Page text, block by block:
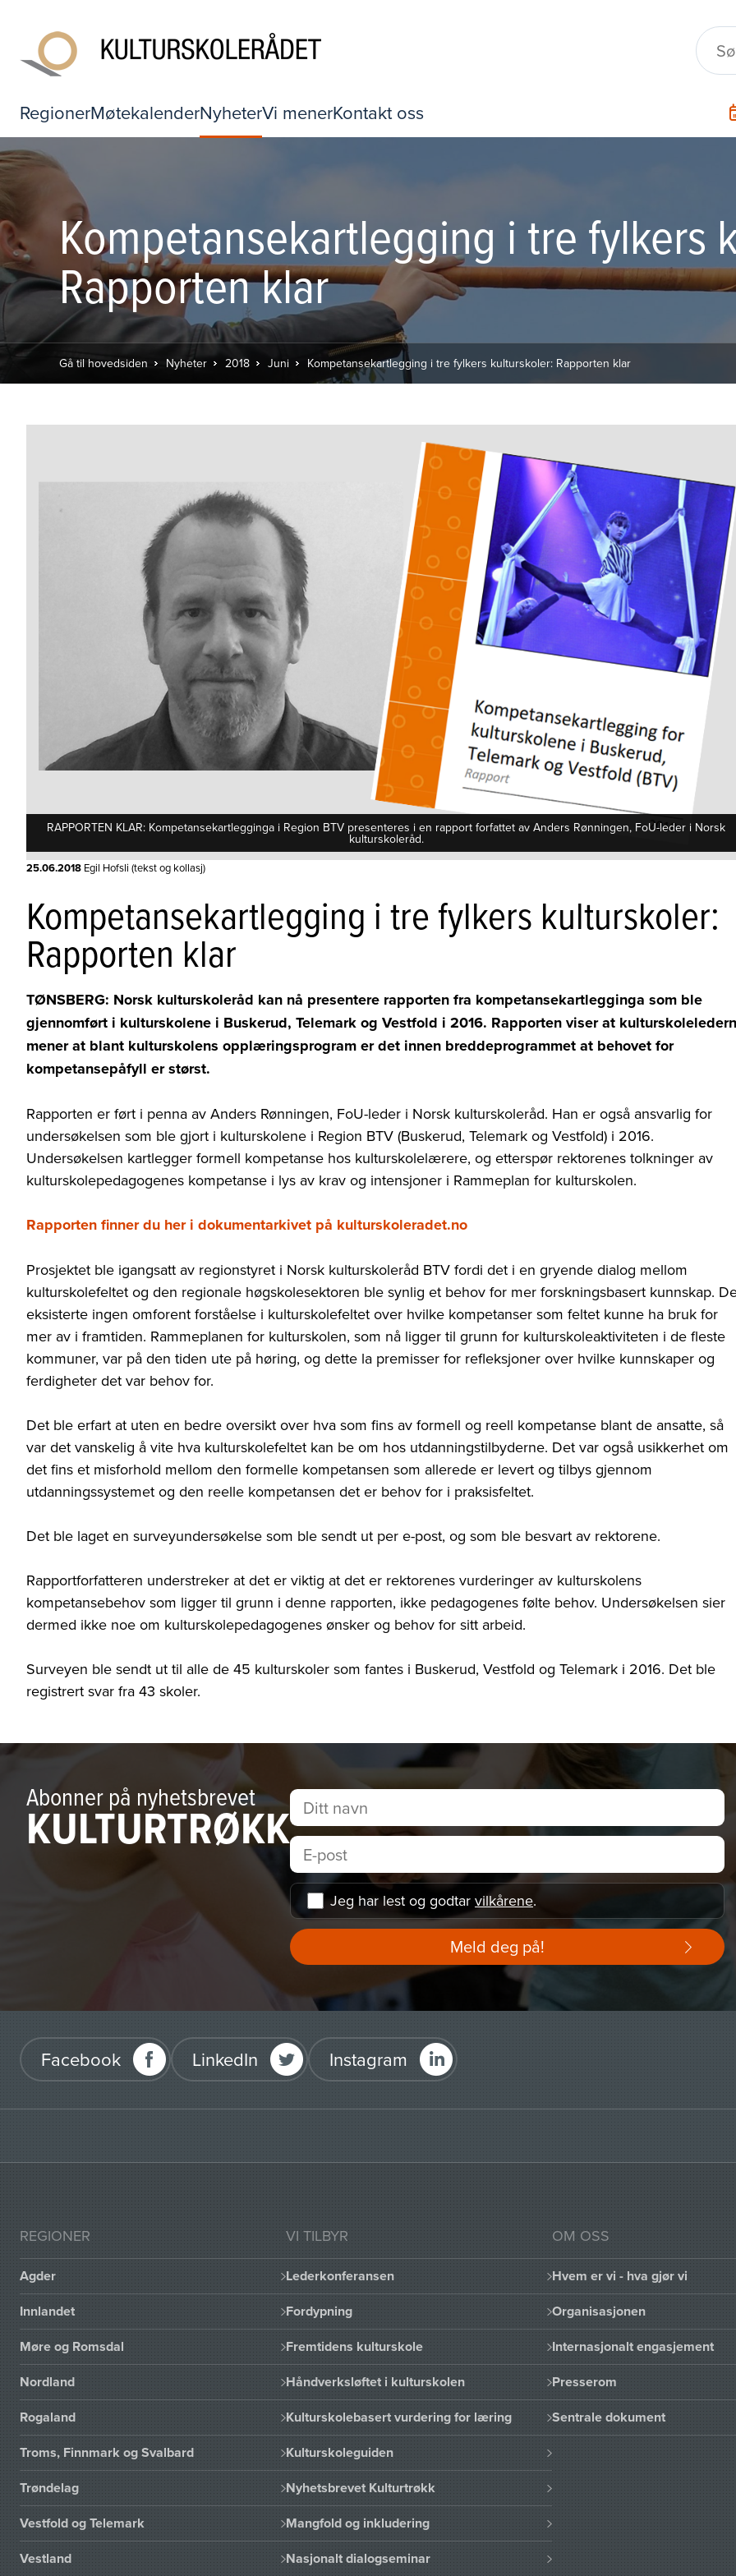
RegionerMøtekalenderNyheterVi menerKontakt oss
Kompetansekartlegging i tre fylkers
Rapporten klar
Gå til hovedsiden Nyheter 2018 Juni Kompetansekartlegging i tre fylkers kulturskoler: Rapporten klar
RAPPORTEN KLAR: Kompetansekartlegginga i Region BTV presenteres i en rapport forfattet av Anders Rønningen, FoU-leder i Norsk
kulturskoleråd.
25.06.2018 Egil Hofsli (tekst og kollasj)
Kompetansekartlegging i tre fylkers kulturskoler:
Rapporten klar
TØNSBERG: Norsk kulturskoleråd kan nå presentere rapporten fra kompetansekartlegginga som ble
gjennomført i kulturskolene i Buskerud, Telemark og Vestfold i 2016. Rapporten viser at
mener at blant kulturskolens opplæringsprogram er det innen breddeprogrammet at behovet for
kompetansepåfyll er størst.
Rapporten er ført i penna av Anders Rønningen, FoU-leder i Norsk kulturskoleråd. Han er også ansvarlig for
undersøkelsen som ble gjort i kulturskolene i Region BTV (Buskerud, Telemark og Vestfold) i 2016.
Undersøkelsen kartlegger formell kompetanse hos kulturskolelærere, og etterspør rektorenes tolkninger av
kulturskolepedagogenes kompetanse i lys av krav og intensjoner i Rammeplan for kulturskolen.
Rapporten finner du her i dokumentarkivet på kulturskoleradet.no
Prosjektet ble igangsatt av regionstyret i Norsk kulturskoleråd BTV fordi det i en gryende dialog mellom
kulturskolefeltet og den regionale høgskolesektoren ble synlig et behov for mer forskningsbasert kunnskap.
eksisterte ingen omforent forståelse i kulturskolefeltet over hvilke kompetanser som feltet kunne ha bruk for
mer av i framtiden. Rammeplanen for kulturskolen, som nå ligger til grunn for kulturskoleaktiviteten i de fleste
kommuner, var på den tiden ute på høring, og dette la premisser for refleksjoner over hvilke kunnskaper og
ferdigheter det var behov for.
Det ble erfart at uten en bedre oversikt over hva som fins av formell og reell kompetanse blant de ansatte, så
var det vanskelig å vite hva kulturskolefeltet kan be om hos utdanningstilbyderne. Det var også usikkerhet om
det fins et misforhold mellom den formelle kompetansen som allerede er levert og tilbys gjennom
utdanningssystemet og den reelle kompetansen det er behov for i praksisfeltet.
Det ble laget en surveyundersøkelse som ble sendt ut per e-post, og som ble besvart av rektorene.
Rapportforfatteren understreker at det er viktig at det er rektorenes vurderinger av kulturskolens
kompetansebehov som ligger til grunn i denne rapporten, ikke pedagogenes følte behov. Undersøkelsen sier
dermed ikke noe om kulturskolepedagogenes ønsker og behov for sitt arbeid.
Surveyen ble sendt ut til alle de 45 kulturskoler som fantes i Buskerud, Vestfold og Telemark i 2016. Det ble
registrert svar fra 43 skoler.
Abonner på nyhetsbrevet
KULTURTRØKK
Jeg har lest og godtar vilkårene.
Meld deg på!
Facebook LinkedIn Instagram
REGIONER
Agder
Innlandet
Møre og Romsdal
Nordland
Rogaland
Troms, Finnmark og Svalbard
Trøndelag
Vestfold og Telemark
Vestland
VI TILBYR
Lederkonferansen
Fordypning
Fremtidens kulturskole
Håndverksløftet i kulturskolen
Kulturskolebasert vurdering for læring
Kulturskoleguiden
Nyhetsbrevet Kulturtrøkk
Mangfold og inkludering
Nasjonalt dialogseminar
OM OSS
Hvem er vi - hva gjør vi
Organisasjonen
Internasjonalt engasjement
Presserom
Sentrale dokument